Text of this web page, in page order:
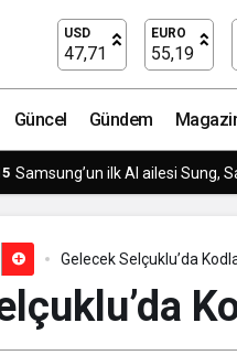
USD
47,71
EURO
55,19
Güncel Gündem
Semruk Games’in Harvest
Gelecek Selçuklu’da
Kodlanıyor